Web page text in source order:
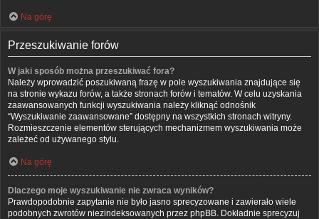
Na górę
Przeszukiwanie forów
W jaki sposób można przeszukiwać fora?
Należy wprowadzić poszukiwaną frazę w pole wyszukiwania znajdujące się
na stronie wykazu forów, a także stronach forów i tematów. W celu uzyskania
zaawansowanych funkcji wyszukiwania należy kliknąć odnośnik
“Wyszukiwanie zaawansowane” dostępny na wszystkich stronach witryny.
Rozmieszczenie elementów sterujących mechanizmem wyszukiwania może
zależeć od używanego stylu.
Na górę
Dlaczego moje wyszukiwanie nie zwraca wyników?
Prawdopodobnie zapytanie nie było jasno sprecyzowane i zawierało wiele
podobnych zwrotów niezindeksowanych przez phpBB. Dokładnie sprecyzuj